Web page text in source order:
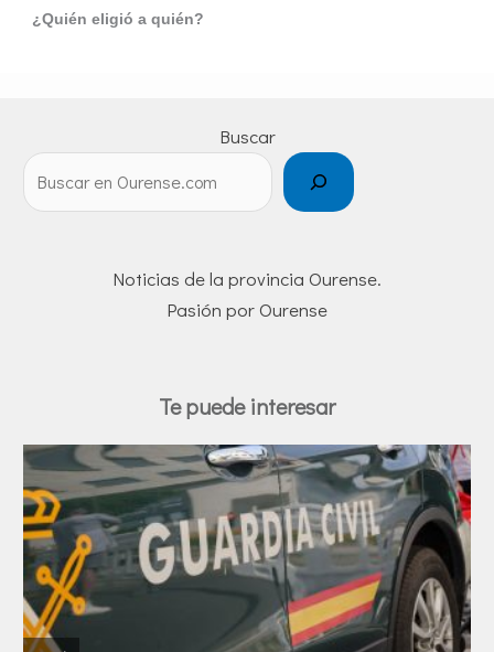
¿Quién eligió a quién?
Buscar
Noticias de la provincia Ourense.
Pasión por Ourense
Te puede interesar